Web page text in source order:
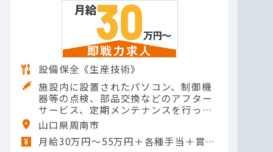
設備保全《生産技術》
施設内に設置されたパソコン、制御機
器等の点検、部品交換などのアフター
サービス、定期メンテナンスを行って
いただきます。・施設内のパソコンや
制御機器の定期点検の実施・不具合や
故障箇所の診断と修理・必要な…
山口県周南市
月給30万円～55万円＋各種手当＋賞与年2回